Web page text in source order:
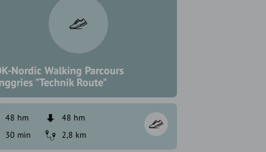
Nordic Walking Parcours
"Technik Route"
48 hm
48 hm
30 min
2,8 km